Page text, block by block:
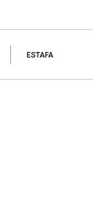
ESTAFA